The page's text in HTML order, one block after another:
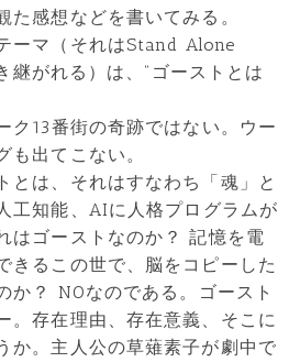
た感想などを書いてみる。
ーマ（それはStand Alone
継がれる）は、“ゴーストとは
ク13番街の奇跡ではない。ウー
も出てこない。
とは、それはすなわち「魂」と
工知能、AIに人格プログラムが
はゴーストなのか？ 記憶を電
きるこの世で、脳をコピーした
か？ NOなのである。ゴースト
。存在理由、存在意義、そこに
か。主人公の草薙素子が劇中で